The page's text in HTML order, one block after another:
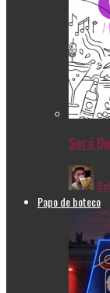
Será
Papo de boteco